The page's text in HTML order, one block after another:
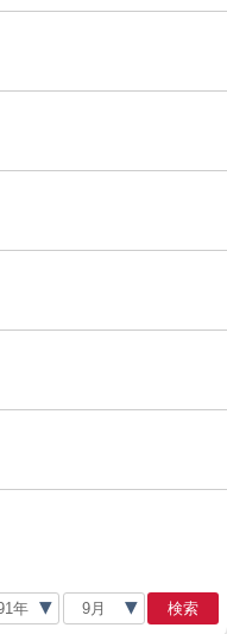
検索